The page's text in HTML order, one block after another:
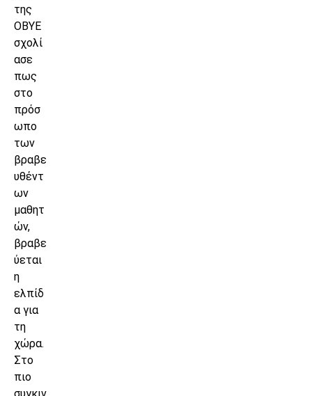
της
ΟΒΥΕ
σχολί
ασε
πως
στο
πρόσ
ωπο
των
βραβε
υθέντ
ων
μαθητ
ών,
βραβε
ύεται
η
ελπίδ
α για
τη
χώρα.
Στο
πιο